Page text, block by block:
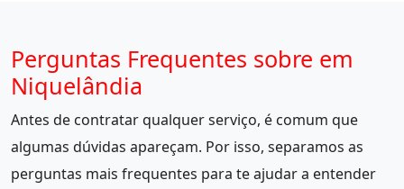
Perguntas Frequentes sobre em
Niquelândia
Antes de contratar qualquer serviço, é comum que
algumas dúvidas apareçam. Por isso, separamos as
perguntas mais frequentes para te ajudar a entender